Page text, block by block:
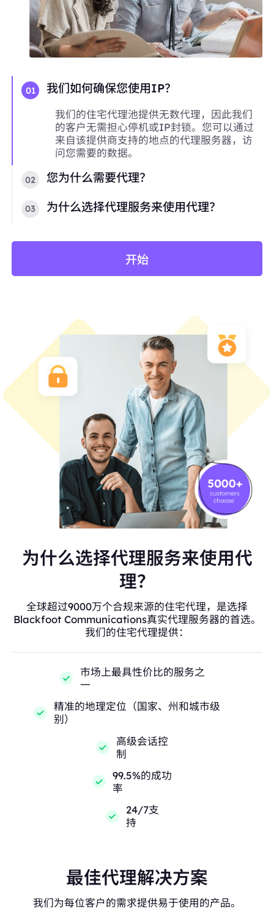
01 我们如何确保您使用IP？
我们的住宅代理池提供无数代理，因此我们
的客户无需担心停机或IP封锁。您可以通过
来自该提供商支持的地点的代理服务器，访
问您需要的数据。
02 您为什么需要代理？
03 为什么选择代理服务来使用代理？
开始
为什么选择代理服务来使用代
理？
全球超过9000万个合规来源的住宅代理，是选择
Blackfoot Communications真实代理服务器的首选。
我们的住宅代理提供：
市场上最具性价比的服务之
一
精准的地理定位（国家、州和城市级
别）
高级会话控
制
99.5%的成功
率
24/7支
持
最佳代理解决方案
我们为每位客户的需求提供易于使用的产品。